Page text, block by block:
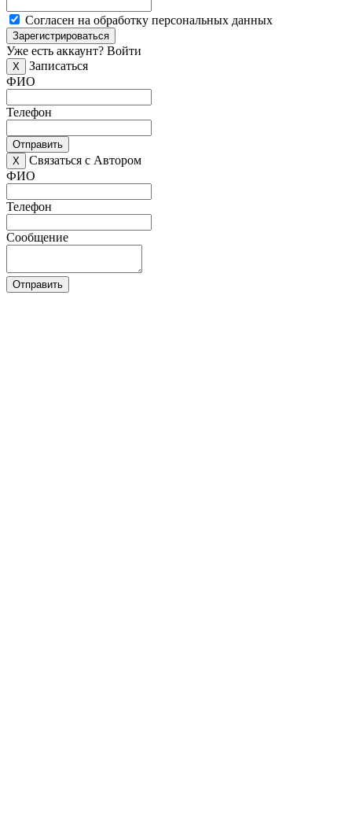
Согласен на обработку персональных данных
Зарегистрироваться
Уже есть аккаунт? Войти
X
Записаться
ФИО
Телефон
Отправить
X
Связаться с Автором
ФИО
Телефон
Сообщение
Отправить